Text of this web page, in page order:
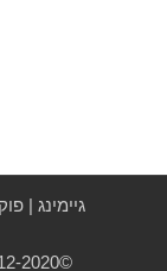
גיימינג|
©2012-2020, כל הזכויות שמורות לבעלי האתר